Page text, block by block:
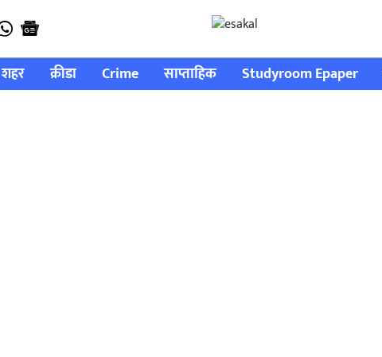
शहर क्रीडा Crime साप्ताहिक Studyroom Epaper